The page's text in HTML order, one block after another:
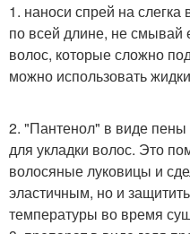
1. наноси спрей на
по всей длине, не смывай
волос, которые сложно
можно использовать
2. "Пантенол" в виде пены
для укладки волос. Это
волосяные луковицы и
эластичным, но и
температуры во время